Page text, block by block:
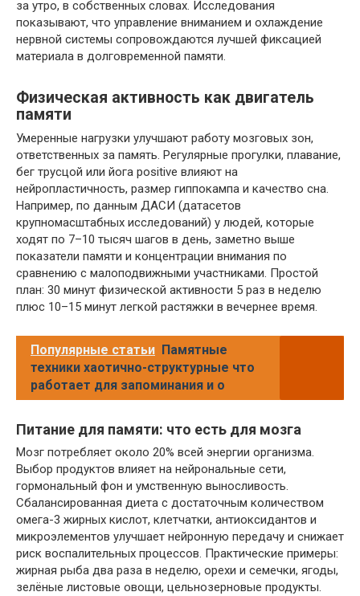
за утро, в собственных словах. Исследования
показывают, что управление вниманием и охлаждение
нервной системы сопровождаются лучшей фиксацией
материала в долговременной памяти.
Физическая активность как двигатель
памяти
Умеренные нагрузки улучшают работу мозговых зон,
ответственных за память. Регулярные прогулки, плавание,
бег трусцой или йога positive влияют на
нейропластичность, размер гиппокампа и качество сна.
Например, по данным ДАСИ (датасетов
крупномасштабных исследований) у людей, которые
ходят по 7–10 тысяч шагов в день, заметно выше
показатели памяти и концентрации внимания по
сравнению с малоподвижными участниками. Простой
план: 30 минут физической активности 5 раз в неделю
плюс 10–15 минут легкой растяжки в вечернее время.
Популярные статьи Памятные
техники хаотично-структурные что
работает для запоминания и о
Питание для памяти: что есть для мозга
Мозг потребляет около 20% всей энергии организма.
Выбор продуктов влияет на нейрональные сети,
гормональный фон и умственную выносливость.
Сбалансированная диета с достаточным количеством
омега-3 жирных кислот, клетчатки, антиоксидантов и
микроэлементов улучшает нейронную передачу и снижает
риск воспалительных процессов. Практические примеры:
жирная рыба два раза в неделю, орехи и семечки, ягоды,
зелёные листовые овощи, цельнозерновые продукты.